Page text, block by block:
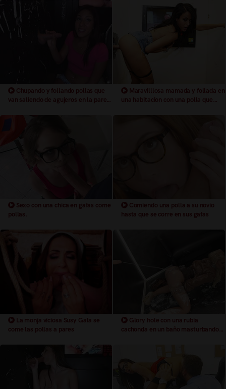
Chupando y follando pollas que
van saliendo de agujeros en la pared.
Maravilllosa mamada y follada en
una habitacion con una polla que
Sexo con una chica en gafas come
pollas.
Comiendo una polla a su novio
hasta que se corre en sus gafas
La monja viciosa Susy Gala se
come las pollas a pares
Glory hole con una rubia
cachonda en un baño masturbandose